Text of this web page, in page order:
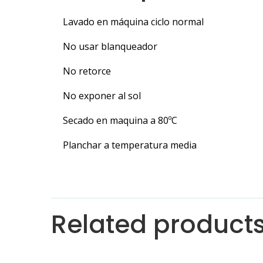
Lavado en máquina ciclo normal
No usar blanqueador
No retorce
No exponer al sol
Secado en maquina a 80ºC
Planchar a temperatura media
Related